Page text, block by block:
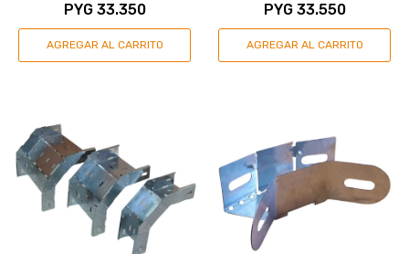
PYG 33.350 PYG 33.550